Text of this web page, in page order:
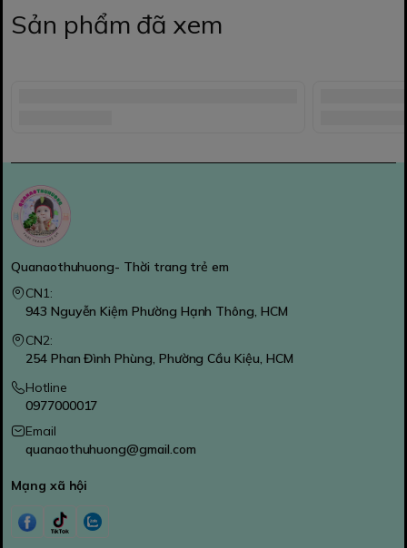
Sản phẩm đã xem
Quanaothuhuong- Thời trang trẻ em
CN1:
943 Nguyễn Kiệm Phường Hạnh Thông, HCM
CN2:
254 Phan Đình Phùng, Phường Cầu Kiệu, HCM
Hotline
0977000017
Email
quanaothuhuong@gmail.com
Mạng xã hội